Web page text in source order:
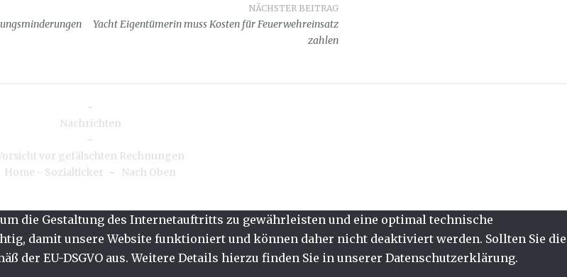
NÄCHSTER BEITRAG
Yacht Eigentümerin muss Kosten für Feuerwehreinsatz
zahlen
-
Nachrichten
-
vor gefälschten Rechnungen
Home - Sozialticker
~ Nach Oben
die Gestaltung des Internetauftritts zu gewährleisten und eine optimal technische
damit unsere Website funktioniert und können daher nicht deaktiviert werden. Sollten Sie die
der EU-DSGVO aus. Weitere Details hierzu finden Sie in unserer Datenschutzerklärung.